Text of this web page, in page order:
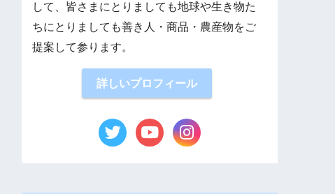
して、皆さまにとりましても地球や生き物た
ちにとりましても善き人・商品・農産物をご
提案して参ります。
詳しいプロフィール